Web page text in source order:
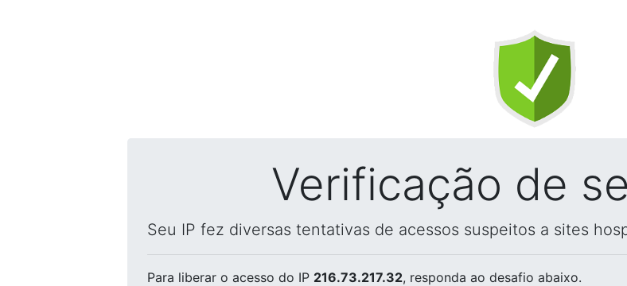
Verificação de
Seu IP fez diversas tentativas de acessos suspeitos a sites
Para liberar o acesso do IP 216.73.217.32, responda ao desafio abaixo.